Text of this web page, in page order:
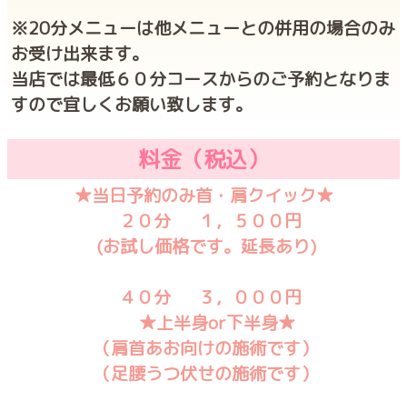
※20分メニューは他メニューとの併用の場合のみ
お受け出来ます。
当店では最低６０分コースからのご予約となりま
すので宜しくお願い致します。
料金（税込）
★当日予約のみ首・肩クイック★
２０分 １，５００円
(お試し価格です。延長あり)
４０分 ３，０００円
★上半身or下半身★
（肩首あお向けの施術です）
（足腰うつ伏せの施術です）